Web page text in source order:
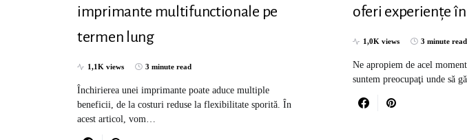
imprimante multifunctionale pe
termen lung
1,1K views 3 minute read
Închirierea unei imprimante poate aduce multiple
beneficii, de la costuri reduse la flexibilitate sporită. În
acest articol, vom…
oferi experiențe
1,0K views 3 minute read
Ne apropiem de acel
suntem preocupaţi unde să